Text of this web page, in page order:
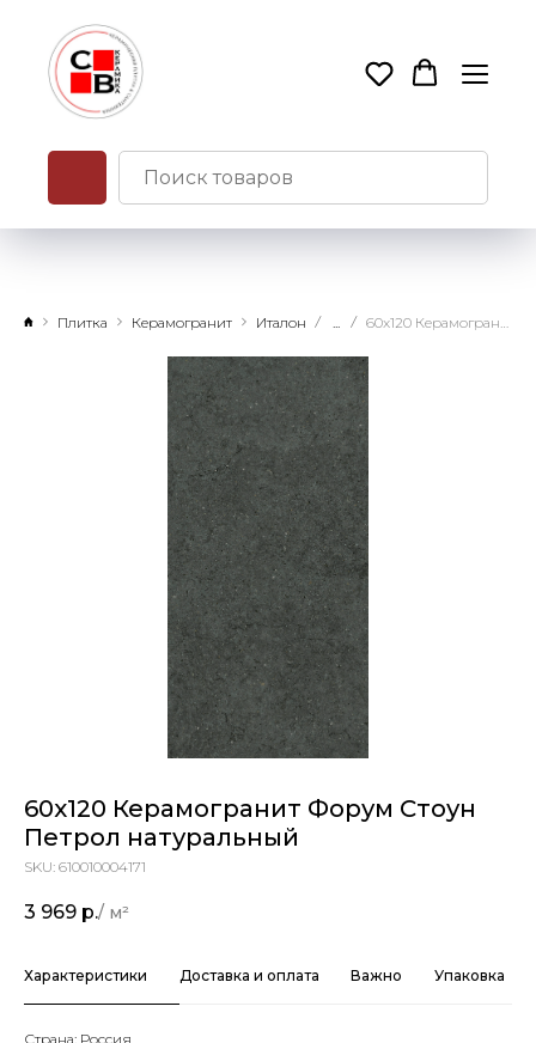
Плитка Керамогранит Италон
60x120 Керамогранит Форум Стоун
Петрол натуральный
SKU: 610010004171
3 969 р.
Характеристики Доставка и оплата Важно Упаковка
Страна: Россия